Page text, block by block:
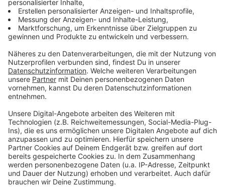
Prozent vorhergesagt.
Anzeige
©picture alliance/dpa | Rolf Vennenbernd
Die Wirtschaftsleistung in NRW wird nach neuesten
Angaben wohl wieder steigen, wenn auch nur ganz
langsam. (Symbolbild)
Anzeige
2026 bis zu 1,5 Prozent Wachstum möglich
Anzeige